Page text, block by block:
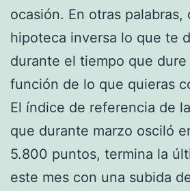
ocasión. En otras palabras,
hipoteca inversa lo que te
durante el tiempo que
función de lo que quieras
El índice de referencia de
que durante marzo osciló
5.800 puntos, termina la
este mes con una subida